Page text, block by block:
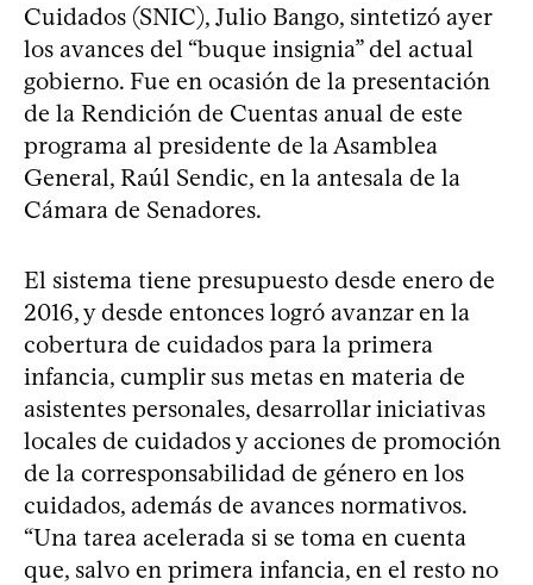
Cuidados (SNIC), Julio Bango, sintetizó ayer
los avances del “buque insignia” del actual
gobierno. Fue en ocasión de la presentación
de la Rendición de Cuentas anual de este
programa al presidente de la Asamblea
General, Raúl Sendic, en la antesala de la
Cámara de Senadores.
El sistema tiene presupuesto desde enero de
2016, y desde entonces logró avanzar en la
cobertura de cuidados para la primera
infancia, cumplir sus metas en materia de
asistentes personales, desarrollar iniciativas
locales de cuidados y acciones de promoción
de la corresponsabilidad de género en los
cuidados, además de avances normativos.
“Una tarea acelerada si se toma en cuenta
que, salvo en primera infancia, en el resto no